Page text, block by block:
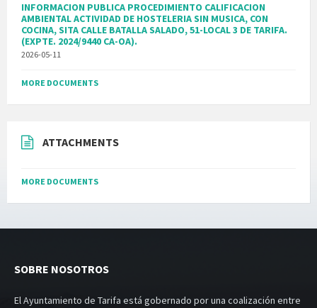
INFORMACION PUBLICA PROCEDIMIENTO CALIFICACION
AMBIENTAL ACTIVIDAD DE HOSTELERIA SIN MUSICA, CON
COCINA, SITA CALLE BATALLA SALADO, 51-LOCAL 3 DE TARIFA.
(EXPTE. 2024/9440 CA-OA).
2026-05-11
MORE DOCUMENTS
ATTACHMENTS
MORE DOCUMENTS
SOBRE NOSOTROS
El Ayuntamiento de Tarifa está gobernado por una coalización entre